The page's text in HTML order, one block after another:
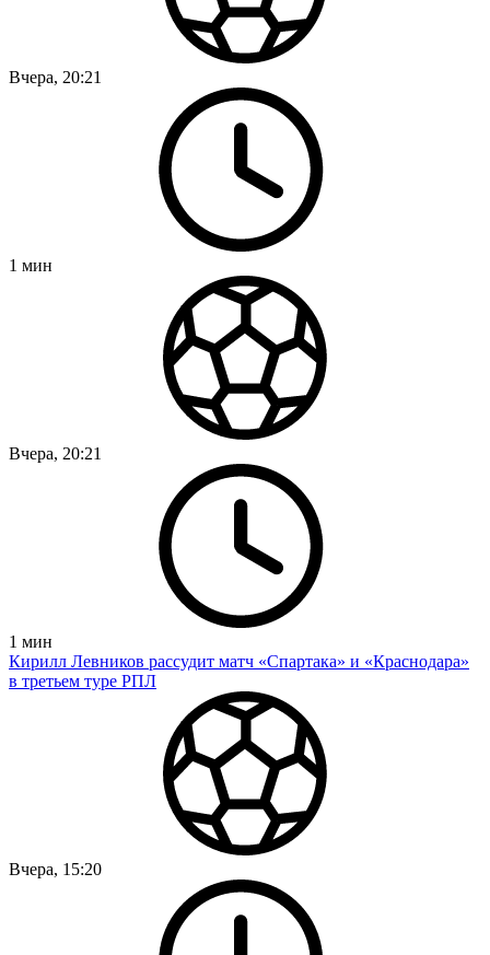
Вчера, 20:21
1 мин
Вчера, 20:21
1 мин
Кирилл Левников рассудит матч «Спартака» и «Краснодара»
в третьем туре РПЛ
Вчера, 15:20